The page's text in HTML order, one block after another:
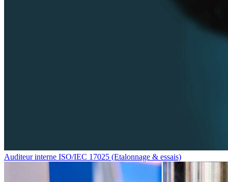
Auditeur interne ISO/IEC 17025 (Etalonnage & essais)